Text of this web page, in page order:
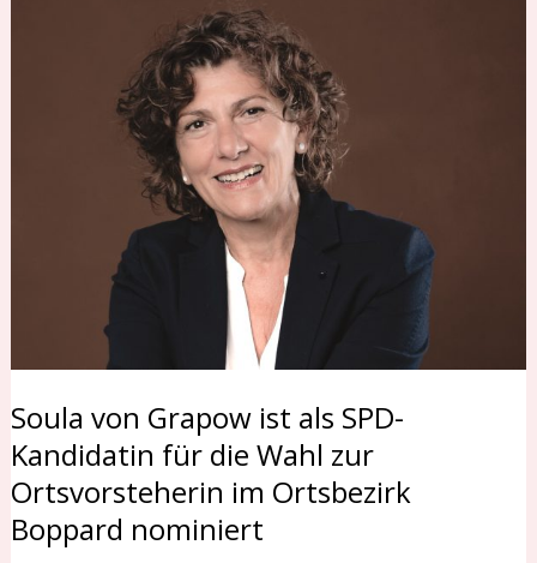
Soula von Grapow ist als SPD-
Kandidatin für die Wahl zur
Ortsvorsteherin im Ortsbezirk
Boppard nominiert
Ortsvorsteherin
Ortsbezirk
Boppard
nominiert